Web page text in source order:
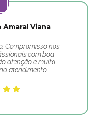
Amaral Viana
Compromisso nos
com boa
atenção e muita
atendimento.